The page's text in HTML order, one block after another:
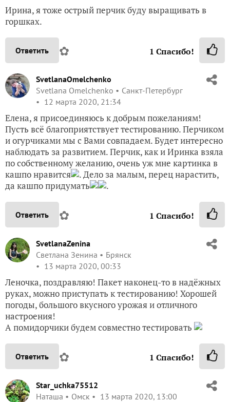
Ирина, я тоже острый перчик буду выращивать в
горшках.
Ответить ✿ 1 Спасибо!
SvetlanaOmelchenko
Svetlana Omelchenko
Санкт-Петербург
12 марта 2020, 21:34
Елена, я присоединяюсь к добрым пожеланиям!
Пусть всё благоприятствует тестированию. Перчиком
и огурчиками мы с Вами совпадаем. Будет интересно
наблюдать за развитием. Перчик, как и Иринка взяла
по собственному желанию, очень уж мне картинка в
кашпо нравится
. Дело за малым, перец нарастить,
да кашпо придумать
.
Ответить ✿ 1 Спасибо!
SvetlanaZenina
Светлана Зенина
Брянск
13 марта 2020, 00:33
Леночка, поздравляю! Пакет наконец-то в надёжных
руках, можно приступать к тестированию! Хорошей
погоды, большого вкусного урожая и отличного
настроения!
А помидорчики будем совместно тестировать
Ответить ✿ 1 Спасибо!
Star_uchka75512
Наташа
Омск 13 марта 2020, 13:00